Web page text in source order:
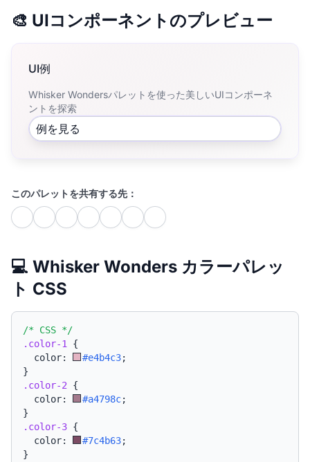
🎨 UIコンポーネントのプレビュー
UI例
Whisker Wondersパレットを使った美しいUIコンポーネ
ントを探索
例を見る
このパレットを共有する先：
💻 Whisker Wonders カラーパレッ
ト CSS
/* CSS */
.color-1
{
  color:
#e4b4c3;
}
.color-2 {
  color:
#a4798c;
}
.color-3 {
  color:
#7c4b63;
}